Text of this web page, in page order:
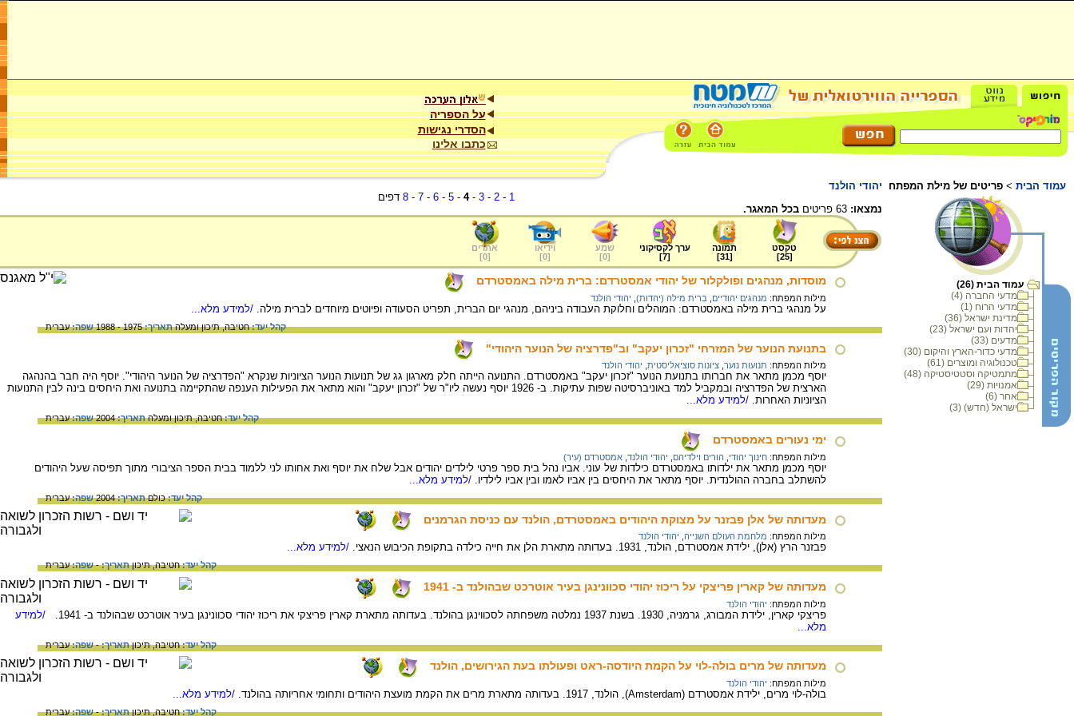
על הספריה
הסדרי נגישות
כתבו אלינו
עמוד הבית > פריטים של מילת המפתח יהודי הולנד
עמוד הבית (26)
מדעי החברה (4)
מדעי הרוח (1)
מדינת ישראל (36)
יהדות ועם ישראל (23)
מדעים (33)
מדעי כדור-הארץ והיקום (30)
טכנולוגיה ומוצרים (61)
מתמטיקה וסטטיסטיקה (48)
אמנויות (29)
אחר (6)
ישראל (חדש) (3)
1
-
2
-
3
-
4
-
5
-
6
-
7
-
8 דפים
נמצאו:
בכל המאגר.
טקסט
[
25
]
תמונה
[
31
]
ערך לקסיקוני
[
7
]
שמע
[
0
]
וידיאו
[
0
]
אתרים
[
0
]
מוסדות, מנהגים ופולקלור של יהודי אמסטרדם: ברית מילה באמסטרדם
מילות המפתח: מנהגים יהודיים ברית מילה (יהדות) יהודי הולנד
על מנהגי ברית מילה באמסטרדם: המוהלים וחלוקת העבודה ביניהם, מנהגי יום הברית, תפריט הסעודה ופיוטים מיוחדים לברית מילה. /למידע מלא...
קהל יעד:חטיבה,תיכון ומעלהתאריך:1975 - 1988 שפה:עברית
בתנועת הנוער של המזרחי "זכרון יעקב" וב"פדרציה של הנוער היהודי"
מילות המפתח: תנועות נוער ציונות סוציאליסטית יהודי הולנד
יוסף מכמן מתאר את חברותו בתנועת הנוער "זכרון יעקב" באמסטרדם. התנועה הייתה חלק מארגון גג של תנועות הנוער הציוניות שנקרא "הפדרציה של הנוער היהודי". יוסף היה חבר בהנהגה
הארצית של הפדרציה ובמקביל למד באוניברסיטה שפות עתיקות. ב- 1926 יוסף נעשה ליו"ר של "זכרון יעקב" והוא מתאר את הפעילות הענפה שהתקיימה בתנועה ואת היחסים בינה לבין התנועות
הציוניות האחרות. /למידע מלא...
קהל יעד:חטיבה,תיכון ומעלהתאריך:2004 שפה:עברית
ימי נעורים באמסטרדם
מילות המפתח: חינוך יהודי הורים וילדיהם יהודי הולנד אמסטרדם (עיר)
יוסף מכמן מתאר את ילדותו באמסטרדם כילדות של עוני. אביו נהל בית ספר פרטי לילדים יהודים אבל שלח את יוסף ואת אחותו לני ללמוד בבית הספר הציבורי מתוך תפיסה שעל היהודים
להשתלב בחברה ההולנדית. יוסף מתאר את היחסים בין אביו לאמו ובין אביו לילדיו. /למידע מלא...
קהל יעד:כולםתאריך:2004 שפה:עברית
מעדותה של אלן פבזנר על מצוקת היהודים באמסטרדם, הולנד עם כניסת הגרמנים
מילות המפתח: מלחמת העולם השנייה יהודי הולנד
פבזנר הרץ (אלן), ילידת אמסטרדם, הולנד, 1931. בעדותה מתארת הלן את חייה כילדה בתקופת הכיבוש הנאצי. /למידע מלא...
קהל יעד:חטיבה,תיכוןתאריך:-שפה:עברית
מעדותה של קארין פריצקי על ריכוז יהודי סכוונינגן בעיר אוטרכט שבהולנד ב- 1941
מילות המפתח: יהודי הולנד
פריצקי קארין, ילידת המבורג, גרמניה, 1930. בשנת 1937 נמלטה משפחתה לסכווינגן בהולנד. בעדותה מתארת קארין פריצקי את ריכוז יהודי סכוונינגן בעיר אוטרכט שבהולנד ב- 1941.
/למידע
מלא...
קהל יעד:חטיבה,תיכוןתאריך:-שפה:עברית
מעדותה של מרים בולה-לוי על הקמת היודסה-ראט ופעולתו בעת הגירושים, הולנד
מילות המפתח: יהודי הולנד
בולה-לוי מרים, ילידת אמסטרדם (Amsterdam), הולנד, 1917. בעדותה מתארת מרים את הקמת מועצת היהודים ותחומי אחריותה בהולנד. /למידע מלא...
קהל יעד:חטיבה,תיכוןתאריך:-שפה:עברית